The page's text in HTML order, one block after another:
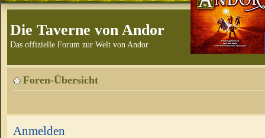
Die Taverne von Andor
Das offizielle Forum zur Welt von Andor
Foren-Übersicht
Anmelden